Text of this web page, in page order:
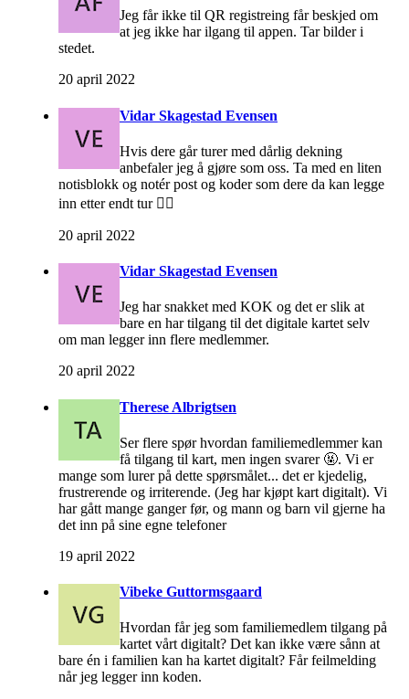
Jeg får ikke til QR registreing får beskjed om
at jeg ikke har ilgang til appen. Tar bilder i
stedet.
20 april 2022
Vidar Skagestad Evensen
Hvis dere går turer med dårlig dekning
anbefaler jeg å gjøre som oss. Ta med en liten
notisblokk og notér post og koder som dere da kan legge
inn etter endt tur 🚶‍♂️
20 april 2022
Vidar Skagestad Evensen
Jeg har snakket med KOK og det er slik at
bare en har tilgang til det digitale kartet selv
om man legger inn flere medlemmer.
20 april 2022
Therese Albrigtsen
Ser flere spør hvordan familiemedlemmer kan
få tilgang til kart, men ingen svarer 🤬. Vi er
mange som lurer på dette spørsmålet... det er kjedelig,
frustrerende og irriterende. (Jeg har kjøpt kart digitalt). Vi
har gått mange ganger før, og mann og barn vil gjerne ha
det inn på sine egne telefoner
19 april 2022
Vibeke Guttormsgaard
Hvordan får jeg som familiemedlem tilgang på
kartet vårt digitalt? Det kan ikke være sånn at
bare én i familien kan ha kartet digitalt? Får feilmelding
når jeg legger inn koden.